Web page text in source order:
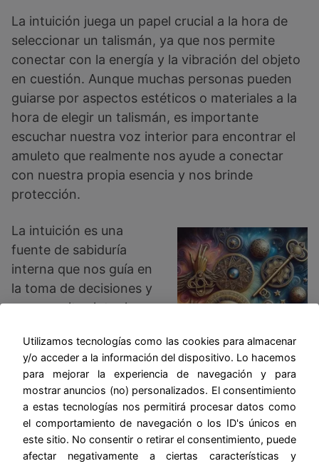
La intuición juega un papel crucial a la hora de
seleccionar un talismán, ya que nos permite
conectar con la energía y la vibración del objeto
en cuestión. Aunque muchas personas pueden
guiarse por aspectos estéticos o materiales a la
hora de elegir un talismán, es importante
escuchar nuestra voz interior para encontrar el
amuleto que realmente nos ayude a conectar
con nuestra propia esencia y nos brinde
protección.
La intuición es una
fuente de sabiduría
interna que nos guía en
la toma de decisiones y
nos permite sintonizar
cosas que nos rodean. Al
escuchar nuestra
intuición, podemos detectar cuál es el talismán
que realmente resuena con nuestra energía y
nos ayuda a equilibrarla.
Utilizamos tecnologías como las cookies para almacenar
y/o acceder a la información del dispositivo. Lo hacemos
para mejorar la experiencia de navegación y para
mostrar anuncios (no) personalizados. El consentimiento
a estas tecnologías nos permitirá procesar datos como
el comportamiento de navegación o los ID's únicos en
este sitio. No consentir o retirar el consentimiento, puede
afectar negativamente a ciertas características y